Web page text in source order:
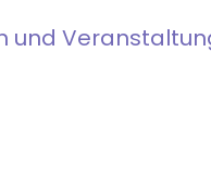
und